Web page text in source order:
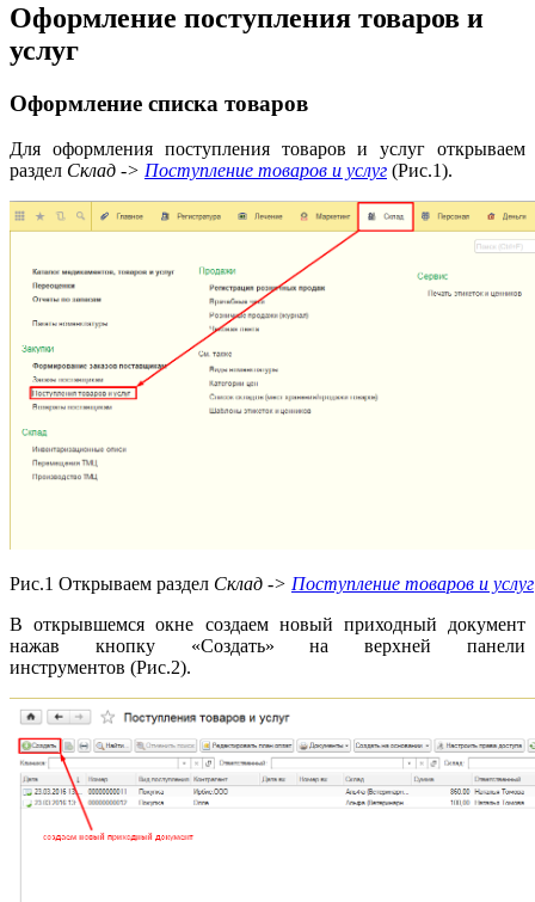
Оформление поступления товаров и
услуг
Оформление списка товаров
Для оформления поступления товаров и услуг открываем
раздел Cклад -> Поступление товаров и услуг (Рис.1).
Рис.1 Открываем раздел Cклад -> Поступление товаров и услуг
В открывшемся окне создаем новый приходный документ
нажав кнопку «Создать» на верхней панели
инструментов (Рис.2).